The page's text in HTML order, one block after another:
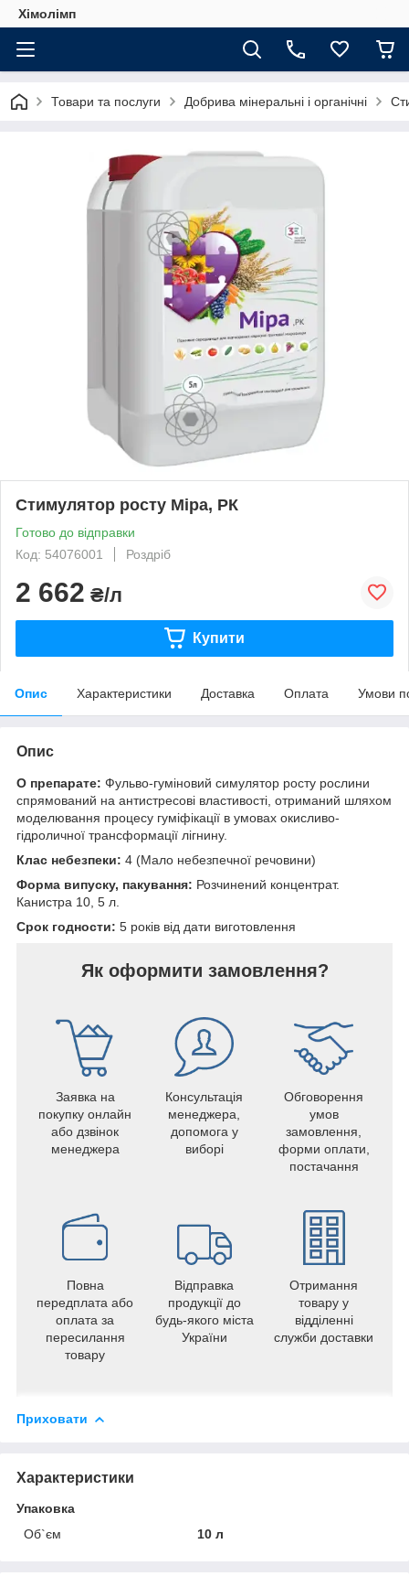
Хімолімп
Товари та послуги Добрива мінеральні і органічні
Стимулятор росту Міра, РК
Готово до відправки
Код: 54076001
Роздріб
2 662 ₴/л
Купити
Опис Характеристики Доставка Оплата Умови
Опис
О препарате: Фульво-гуміновий симулятор росту рослини
спрямований на антистресові властивості, отриманий шляхом
моделювання процесу гуміфікації в умовах окисливо-
гідроличної трансформації лігнину.
Клас небезпеки: 4 (Мало небезпечної речовини)
Форма випуску, пакування: Розчинений концентрат.
Канистра 10, 5 л.
Срок годности: 5 років від дати виготовлення
Як оформити замовлення?
Заявка на
покупку онлайн
або дзвінок
менеджера
Консультація
менеджера,
допомога у
виборі
Обговорення
умов
замовлення,
форми оплати,
постачання
Повна
передплата або
оплата за
пересилання
товару
Відправка
продукції до
будь-якого міста
України
Отримання
товару у
відділенні
служби доставки
Приховати
Характеристики
Упаковка
Об`єм
10 л